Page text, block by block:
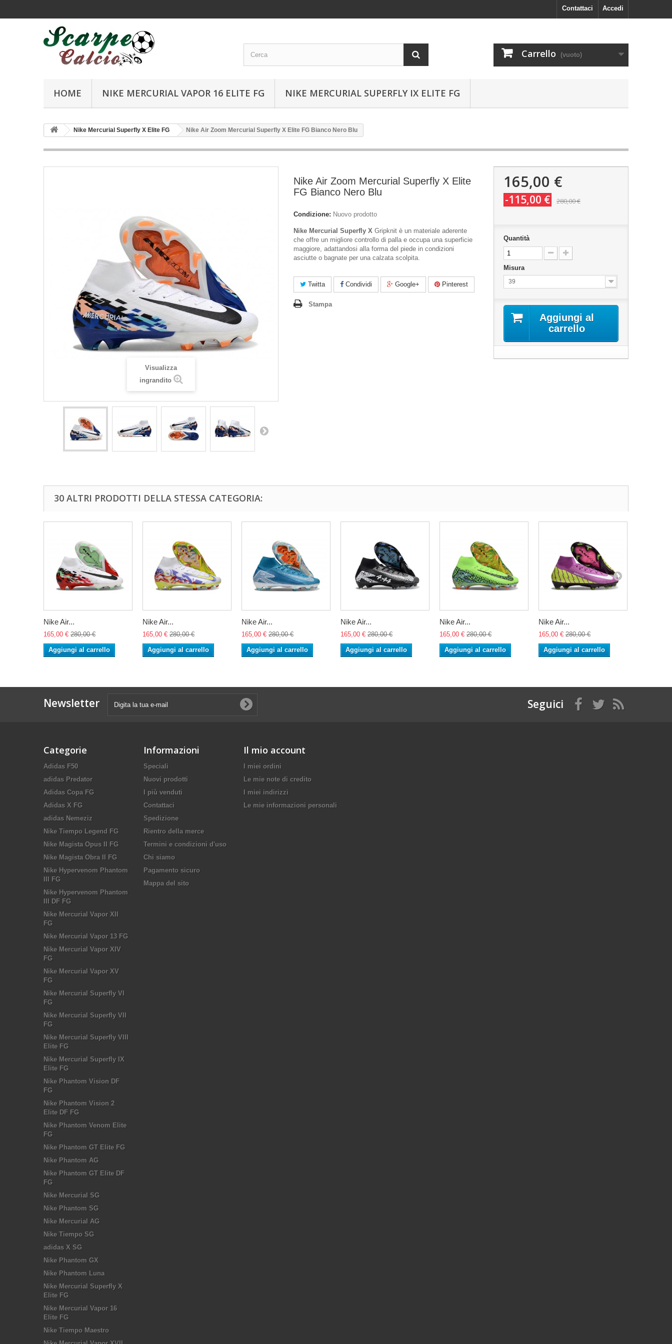
Accedi
Contattaci
Carrello (vuoto)
HOME NIKE MERCURIAL VAPOR 16 ELITE FG NIKE MERCURIAL SUPERFLY IX ELITE FG
Nike Mercurial Superfly X Elite FG Nike Air Zoom Mercurial Superfly X Elite FG Bianco Nero Blu
Visualizza
ingrandito
Nike Air Zoom Mercurial Superfly X Elite
FG Bianco Nero Blu
Condizione: Nuovo prodotto
Nike Mercurial Superfly X Gripknit è un materiale aderente
che offre un migliore controllo di palla e occupa una superficie
maggiore, adattandosi alla forma del piede in condizioni
asciutte o bagnate per una calzata scolpita.
Twitta Condividi Google+ Pinterest
Stampa
165,00 €
-115,00 € 280,00 €
Quantità
Misura
39
Aggiungi al
carrello
30 ALTRI PRODOTTI DELLA STESSA CATEGORIA:
Nike Air...
165,00 € 280,00 €
Aggiungi al carrello
Nike Air...
165,00 € 280,00 €
Aggiungi al carrello
Nike Air...
165,00 € 280,00 €
Aggiungi al carrello
Nike Air...
165,00 € 280,00 €
Aggiungi al carrello
Nike Air...
165,00 € 280,00 €
Aggiungi al carrello
Nike Air...
165,00 € 280,00 €
Aggiungi al carrello
Newsletter Seguici
Categorie
Adidas F50
adidas Predator
Adidas Copa FG
Adidas X FG
adidas Nemeziz
Nike Tiempo Legend FG
Nike Magista Opus II FG
Nike Magista Obra II FG
Nike Hypervenom Phantom
III FG
Nike Hypervenom Phantom
III DF FG
Nike Mercurial Vapor XII
FG
Nike Mercurial Vapor 13 FG
Nike Mercurial Vapor XIV
FG
Nike Mercurial Vapor XV
FG
Nike Mercurial Superfly VI
FG
Nike Mercurial Superfly VII
FG
Nike Mercurial Superfly VIII
Elite FG
Nike Mercurial Superfly IX
Elite FG
Nike Phantom Vision DF
FG
Nike Phantom Vision 2
Elite DF FG
Nike Phantom Venom Elite
FG
Nike Phantom GT Elite FG
Nike Phantom AG
Nike Phantom GT Elite DF
FG
Nike Mercurial SG
Nike Phantom SG
Nike Mercurial AG
Nike Tiempo SG
adidas X SG
Nike Phantom GX
Nike Phantom Luna
Nike Mercurial Superfly X
Elite FG
Nike Mercurial Vapor 16
Elite FG
Nike Tiempo Maestro
Informazioni
Speciali
Nuovi prodotti
I più venduti
Contattaci
Spedizione
Rientro della merce
Termini e condizioni d'uso
Chi siamo
Pagamento sicuro
Mappa del sito
Il mio account
I miei ordini
Le mie note di credito
I miei indirizzi
Le mie informazioni personali